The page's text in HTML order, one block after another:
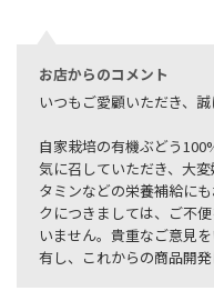
お店からのコメント
いつもご愛顧いただき、
自家栽培の有機ぶどう
気に召していただき、大
タミンなどの栄養補給に
クにつきましては、ご不
いません。貴重なご意見
有し、これからの商品開発